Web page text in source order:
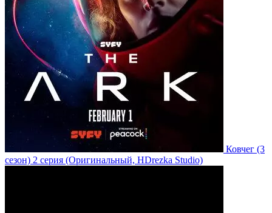
Ковчег (3
сезон) 2 серия (Оригинальный, HDrezka Studio)